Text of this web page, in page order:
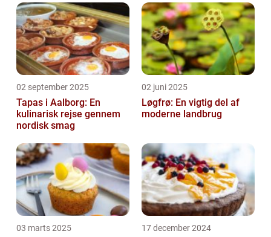
02 september 2025
Tapas i Aalborg: En
kulinarisk rejse gennem
nordisk smag
02 juni 2025
Løgfrø: En vigtig del af
moderne landbrug
03 marts 2025 17 december 2024